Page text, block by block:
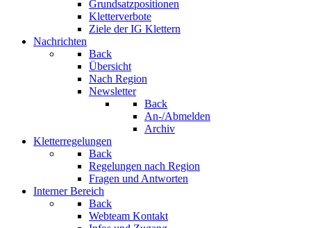
Grundsatzpositionen
Kletterverbote
Ziele der IG Klettern
Nachrichten
Back
Übersicht
Nach Region
Newsletter
Back
An-/Abmelden
Archiv
Kletterregelungen
Back
Regelungen nach Region
Fragen und Antworten
Interner Bereich
Back
Webteam Kontakt